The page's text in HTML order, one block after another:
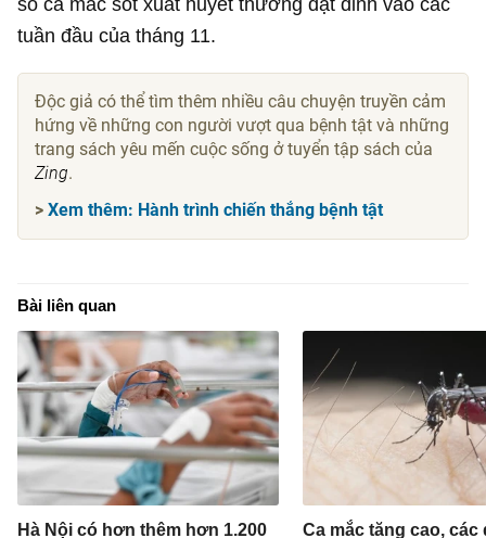
tuần đầu của tháng 11.
Độc giả có thể tìm thêm nhiều câu chuyện truyền cảm
hứng về những con người vượt qua bệnh tật và những
trang sách yêu mến cuộc sống ở tuyển tập sách của
Zing.
>Xem thêm: Hành trình chiến thắng bệnh tật
Bài liên quan
Hà Nội có hơn thêm hơn 1.200
Ca mắc tăng cao, các